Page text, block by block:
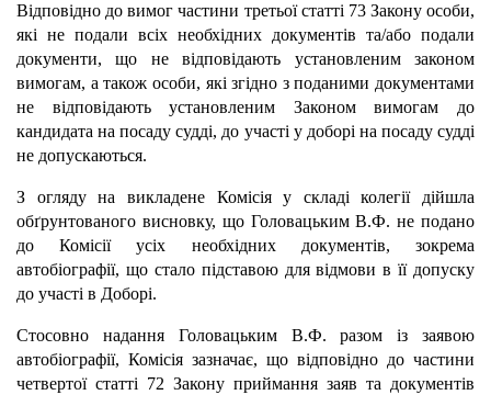
Відповідно до вимог частини третьої статті 73 Закону особи,
які не подали всіх необхідних документів та/або подали
документи, що не відповідають установленим законом
вимогам, а також особи, які згідно з поданими документами
не відповідають установленим Законом вимогам до
кандидата на посаду судді, до участі у доборі на посаду судді
не допускаються.
З огляду на викладене Комісія у складі колегії дійшла
обґрунтованого висновку, що Головацьким В.Ф. не подано
до Комісії усіх необхідних документів, зокрема
автобіографії, що стало підставою для відмови в її допуску
до участі в Доборі.
Стосовно надання Головацьким В.Ф. разом із заявою
автобіографії, Комісія зазначає, що відповідно до частини
четвертої статті 72 Закону приймання заяв та документів